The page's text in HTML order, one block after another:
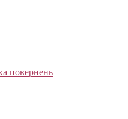
повернень